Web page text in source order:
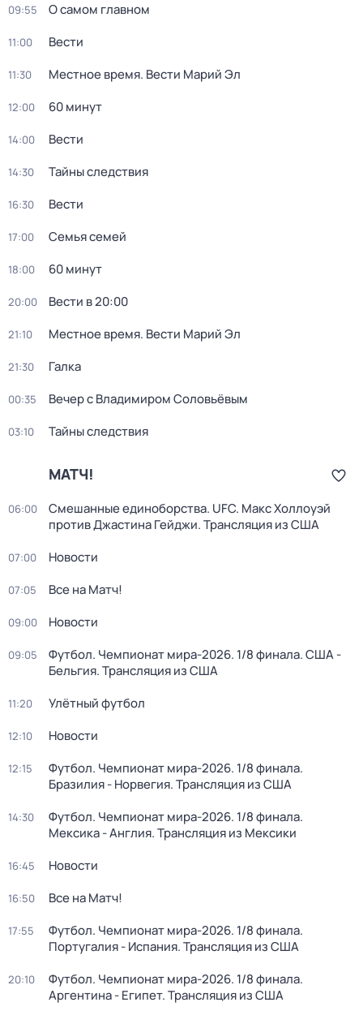
09:55 О самом главном
11:00 Вести
11:30 Местное время. Вести Марий Эл
12:00 60 минут
14:00 Вести
14:30 Тайны следствия
16:30 Вести
17:00 Семья семей
18:00 60 минут
20:00 Вести в 20:00
21:10 Местное время. Вести Марий Эл
21:30 Галка
00:35 Вечер с Владимиром Соловьёвым
03:10 Тайны следствия
МАТЧ!
06:00
Смешанные единоборства. UFC. Макс Холлоуэй
против Джастина Гейджи. Трансляция из США
07:00 Новости
07:05 Все на Матч!
09:00 Новости
09:05
Футбол. Чемпионат мира-2026. 1/8 финала. США -
Бельгия. Трансляция из США
11:20 Улётный футбол
12:10 Новости
12:15
Футбол. Чемпионат мира-2026. 1/8 финала.
Бразилия - Норвегия. Трансляция из США
14:30
Футбол. Чемпионат мира-2026. 1/8 финала.
Мексика - Англия. Трансляция из Мексики
16:45 Новости
16:50 Все на Матч!
17:55
Футбол. Чемпионат мира-2026. 1/8 финала.
Португалия - Испания. Трансляция из США
20:10
Футбол. Чемпионат мира-2026. 1/8 финала.
Аргентина - Египет. Трансляция из США